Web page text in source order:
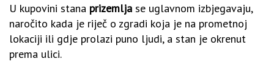
U kupovini stana prizemlja se uglavnom izbjegavaju,
naročito kada je riječ o zgradi koja je na prometnoj
lokaciji ili gdje prolazi puno ljudi, a stan je okrenut
prema ulici.